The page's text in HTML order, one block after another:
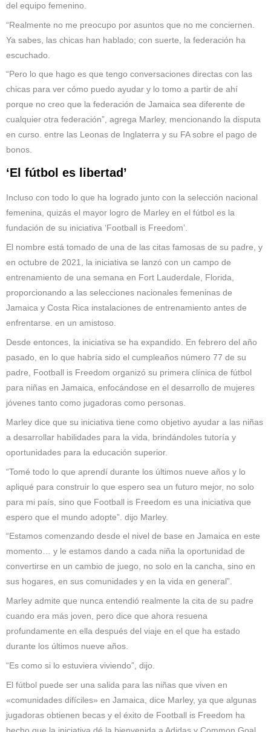
del equipo femenino.
“Realmente no me preocupo por asuntos que no me conciernen.
Ya sabes, las chicas han hablado; con suerte, la federación ha
escuchado.
“Pero lo que hago es que tengo conversaciones directas con las
chicas para ver cómo puedo ayudar y lo tomo a partir de ahí
porque no creo que la federación de Jamaica sea diferente de
cualquier otra federación”, agrega Marley, mencionando la disputa
en curso. entre las Leonas de Inglaterra y su FA sobre el pago de
bonos.
‘El fútbol es libertad’
Incluso con todo lo que ha logrado junto con la selección nacional
femenina, quizás el mayor logro de Marley en el fútbol es la
fundación de su iniciativa ‘Football is Freedom’.
El nombre está tomado de una de las citas famosas de su padre, y
en octubre de 2021, la iniciativa se lanzó con un campo de
entrenamiento de una semana en Fort Lauderdale, Florida,
proporcionando a las selecciones nacionales femeninas de
Jamaica y Costa Rica instalaciones de entrenamiento antes de
enfrentarse. en un amistoso.
Desde entonces, la iniciativa se ha expandido. En febrero del año
pasado, en lo que habría sido el cumpleaños número 77 de su
padre, Football is Freedom organizó su primera clínica de fútbol
para niñas en Jamaica, enfocándose en el desarrollo de mujeres
jóvenes tanto como jugadoras como personas.
Marley dice que su iniciativa tiene como objetivo ayudar a las niñas
a desarrollar habilidades para la vida, brindándoles tutoría y
oportunidades para la educación superior.
“Tomé todo lo que aprendí durante los últimos nueve años y lo
apliqué para construir lo que espero sea un futuro mejor, no solo
para mi país, sino que Football is Freedom es una iniciativa que
espero que el mundo adopte”. dijo Marley.
“Estamos comenzando desde el nivel de base en Jamaica en este
momento… y le estamos dando a cada niña la oportunidad de
convertirse en un cambio de juego, no solo en la cancha, sino en
sus hogares, en sus comunidades y en la vida en general”.
Marley admite que nunca entendió realmente la cita de su padre
cuando era más joven, pero dice que ahora resuena
profundamente en ella después del viaje en el que ha estado
durante los últimos nueve años.
“Es como si lo estuviera viviendo”, dijo.
El fútbol puede ser una salida para las niñas que viven en
«comunidades difíciles» en Jamaica, dice Marley, ya que algunas
jugadoras obtienen becas y el éxito de Football is Freedom ha